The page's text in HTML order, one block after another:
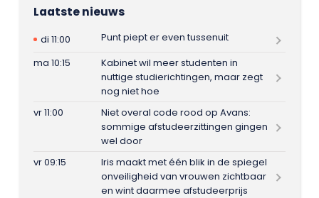
Laatste nieuws
di 11:00
Punt piept er even tussenuit
ma 10:15
Kabinet wil meer studenten in
nuttige studierichtingen, maar zegt
nog niet hoe
vr 11:00
Niet overal code rood op Avans:
sommige afstudeerzittingen gingen
wel door
vr 09:15
Iris maakt met één blik in de spiegel
onveiligheid van vrouwen zichtbaar
en wint daarmee afstudeerprijs